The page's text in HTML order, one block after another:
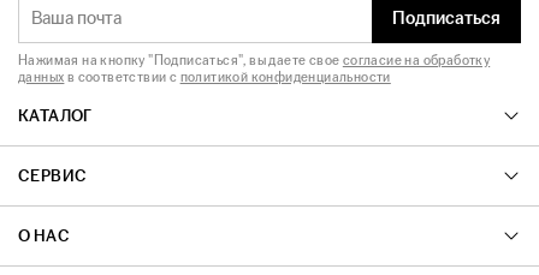
КАТАЛОГ
СЕРВИС
О НАС
Подписаться
Нажимая на кнопку "Подписаться", вы даете свое согласие на обработку
данных в соответствии с политикой конфиденциальности